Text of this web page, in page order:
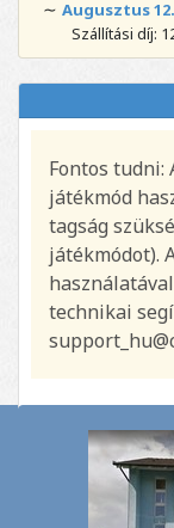
∼Augusztus
Szállítási díj:
Fontos
játékmód
tagság
játékmódot).
technikai